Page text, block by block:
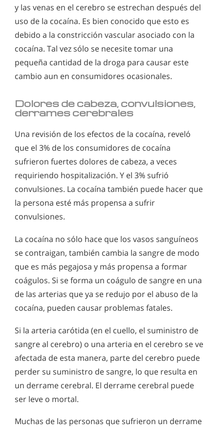
y las venas en el cerebro se estrechan después del
uso de la cocaína. Es bien conocido que esto es
debido a la constricción vascular asociado con la
cocaína. Tal vez sólo se necesite tomar una
pequeña cantidad de la droga para causar este
cambio aun en consumidores ocasionales.
Dolores de cabeza, convulsiones,
derrames cerebrales
Una revisión de los efectos de la cocaína, reveló
que el 3% de los consumidores de cocaína
sufrieron fuertes dolores de cabeza, a veces
requiriendo hospitalización. Y el 3% sufrió
convulsiones. La cocaína también puede hacer que
la persona esté más propensa a sufrir
convulsiones.
La cocaína no sólo hace que los vasos sanguíneos
se contraigan, también cambia la sangre de modo
que es más pegajosa y más propensa a formar
coágulos. Si se forma un coágulo de sangre en una
de las arterias que ya se redujo por el abuso de la
cocaína, pueden causar problemas fatales.
Si la arteria carótida (en el cuello, el suministro de
sangre al cerebro) o una arteria en el cerebro se ve
afectada de esta manera, parte del cerebro puede
perder su suministro de sangre, lo que resulta en
un derrame cerebral. El derrame cerebral puede
ser leve o mortal.
Muchas de las personas que sufrieron un derrame